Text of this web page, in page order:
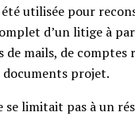
été utilisée pour
d’un litige à
de mails, de comptes
projet.
se limitait pas à un